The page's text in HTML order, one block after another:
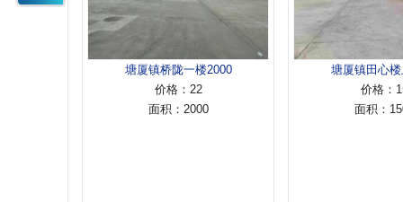
塘厦镇桥陇一楼2000
价格：22
面积：2000
塘厦镇田心楼上
价格：15
面积：1500